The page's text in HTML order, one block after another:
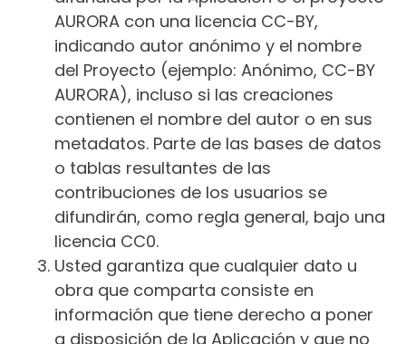
AURORA con una licencia CC-BY,
indicando autor anónimo y el nombre
del Proyecto (ejemplo: Anónimo, CC-BY
AURORA), incluso si las creaciones
contienen el nombre del autor o en sus
metadatos. Parte de las bases de datos
o tablas resultantes de las
contribuciones de los usuarios se
difundirán, como regla general, bajo una
licencia CC0.
Usted garantiza que cualquier dato u
obra que comparta consiste en
información que tiene derecho a poner
a disposición de la Aplicación y que no